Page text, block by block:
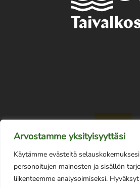
Arvostamme yksityisyyttäsi
Käytämme evästeitä
personoitujen mainosten ja sisällön
liikenteemme analysoimiseksi.